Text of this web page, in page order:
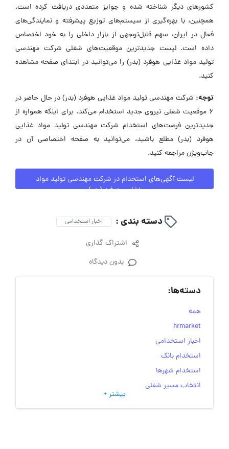
کشورهای دیگر شناخته شده و جوایز متعددی دریافت کرده است.
همچنین، با بهره‌گیری از سیستم‌های توزیع پیشرفته و نمایندگی‌های
فعال در ایران، سهم قابل‌توجهی از بازار داخلی را به خود اختصاص
داده است. لیست جدیدترین موقعیت‌های شغلی شرکت مهندسی
تولید مواد غذایی هوفرد (بدر) را می‌توانید در ابتدای صفحه مشاهده
کنید.
توجه: شرکت مهندسی تولید مواد غذایی هوفرد (بدر) در حال حاضر در
۶ موقعیت شغلی نیروی جدید استخدام می‌کند. برای اینکه همواره از
جدیدترین فرصت‌های استخدام شرکت مهندسی تولید مواد غذایی
هوفرد (بدر) مطلع باشید، می‌توانید به صفحه اختصاصی آن در
جاب‌ویژن مراجعه کنید.
لیست آگهی‌های استخدام در شرکت مهندسی تولید مواد
غذایی هوفرد (بدر)
دسته بندی : اخبار استخدامی
اشتراک گذاری
بدون دیدگاه
دسته‌ها:
همه
hrmarket
اخبار استخدامی
استخدام بانک
استخدام شهرها
انتخاب مسیر شغلی
به‌روزرسانی‌های سایت (کارجویی)
بیشتر +